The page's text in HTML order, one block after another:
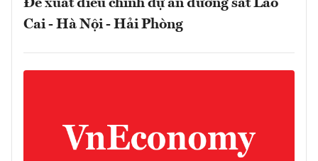
Đề xuất điều chỉnh dự án đường sắt Lào
Cai - Hà Nội - Hải Phòng